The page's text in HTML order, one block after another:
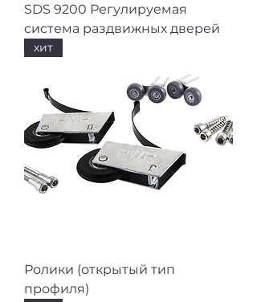
SDS 9200 Регулируемая
система раздвижных дверей
хит
Ролики (открытый тип
профиля)